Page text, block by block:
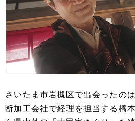
さいたま市岩槻区で出会ったの
断加工会社で経理を担当する橋